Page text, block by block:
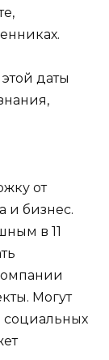
даты
от
и бизнес.
в 11
Могут